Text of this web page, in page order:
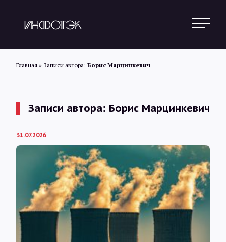
Статьи
Обзоры
Интервью
Главная » Записи автора: Борис Марцинкевич
Записи автора: Борис Марцинкевич
31.07.2026